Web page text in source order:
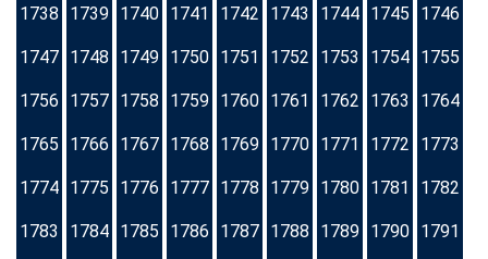
1738 1739 1740 1741 1742 1743 1744 1745 1746
1747 1748 1749 1750 1751 1752 1753 1754 1755
1756 1757 1758 1759 1760 1761 1762 1763 1764
1765 1766 1767 1768 1769 1770 1771 1772 1773
1774 1775 1776 1777 1778 1779 1780 1781 1782
1783 1784 1785 1786 1787 1788 1789 1790 1791